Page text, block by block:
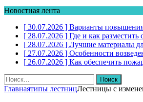
Новостная лента
[ 30.07.2026 ] Варианты повышения
[ 28.07.2026 ] Где и как
[ 28.07.2026 ] Лучшие материалы
[ 27.07.2026 ] Особенности
[ 26.07.2026 ] Как обеспечить
Найти:
Главнаятипы лестницЛестницы с